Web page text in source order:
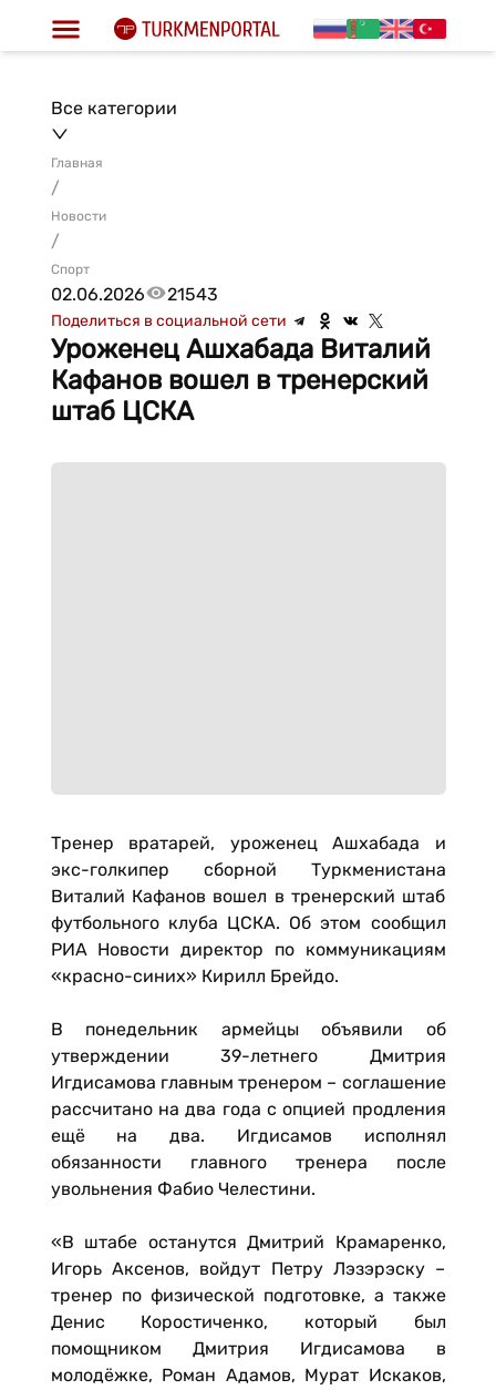
Все категории
Главная
/
Новости
/
Спорт
02.06.2026 21543
Поделиться в социальной сети
Уроженец Ашхабада Виталий
Кафанов вошел в тренерский
штаб ЦСКА
Тренер вратарей, уроженец Ашхабада и
экс-голкипер сборной Туркменистана
Виталий Кафанов вошел в тренерский штаб
футбольного клуба ЦСКА. Об этом сообщил
РИА Новости директор по коммуникациям
«красно-синих» Кирилл Брейдо.
В понедельник армейцы объявили об
утверждении 39-летнего Дмитрия
Игдисамова главным тренером – соглашение
рассчитано на два года с опцией продления
ещё на два. Игдисамов исполнял
обязанности главного тренера после
увольнения Фабио Челестини.
«В штабе останутся Дмитрий Крамаренко,
Игорь Аксенов, войдут Петру Лэзэрэску –
тренер по физической подготовке, а также
Денис Коростиченко, который был
помощником Дмитрия Игдисамова в
молодёжке, Роман Адамов, Мурат Искаков,